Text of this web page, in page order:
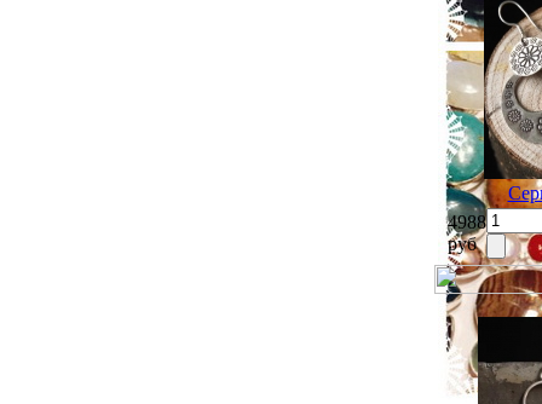
4988
руб